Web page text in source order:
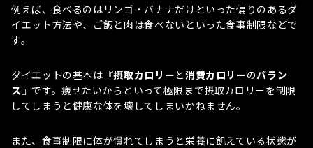
例えば、食べるのはリンゴ・バナナだけといった偏りのあるダ
イエット方法や、ご飯と肉は食べないといった食事制限などで
す。
ダイエットの基本は『摂取カロリーと消費カロリーのバラン
ス』 です。痩せたいからといって極限まで摂取カロリーを制限
してしまうと健康な体を壊してしまいかねません。
また、食事制限に体が慣れてしまうと栄養に飢えている状態が